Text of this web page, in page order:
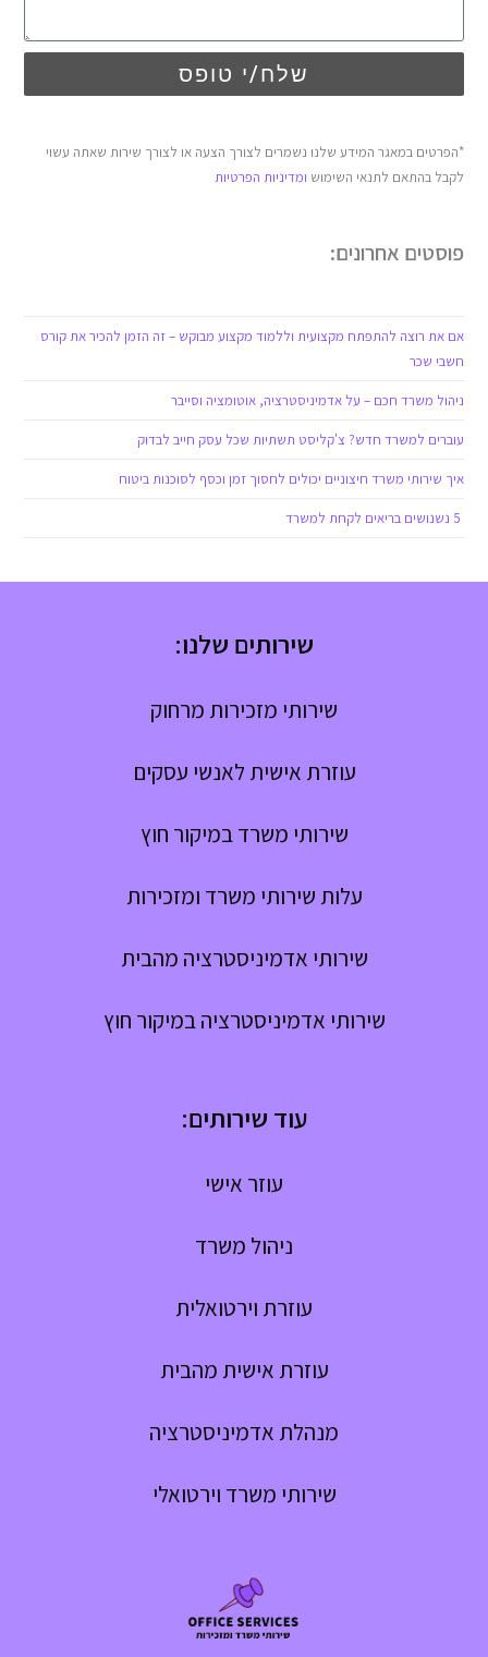
שלח/י טופס
*הפרטים במאגר המידע שלנו נשמרים לצורך הצעה או לצורך שירות שאתה עשוי
לקבל בהתאם לתנאי השימוש ומדיניות הפרטיות
פוסטים אחרונים:
אם את רוצה להתפתח מקצועית וללמוד מקצוע מבוקש – זה הזמן להכיר את קורס
חשבי שכר
ניהול משרד חכם – על אדמיניסטרציה, אוטומציה וסייבר
עוברים למשרד חדש? צ'קליסט תשתיות שכל עסק חייב לבדוק
איך שירותי משרד חיצוניים יכולים לחסוך זמן וכסף לסוכנות ביטוח
שירותים שלנו:
שירותי מזכירות מרחוק
עוזרת אישית לאנשי עסקים
שירותי משרד במיקור חוץ
עלות שירותי משרד ומזכירות
שירותי אדמיניסטרציה מהבית
שירותי אדמיניסטרציה במיקור חוץ
עוד שירותים:
עוזר אישי
ניהול משרד
עוזרת וירטואלית
עוזרת אישית מהבית
מנהלת אדמיניסטרציה
שירותי משרד וירטואלי